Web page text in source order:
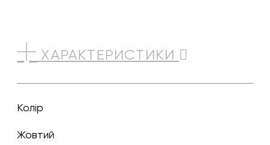
ХАРАКТЕРИСТИКИ
Колір
жовтий